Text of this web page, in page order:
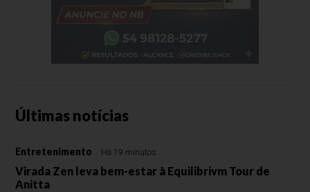
Últimas notícias
Entretenimento Há 19 minutos
Virada Zen leva bem-estar à Equilibrivm Tour de
Anitta